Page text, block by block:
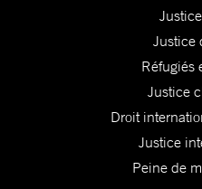
Justice
Réfugiés
Justice
Droit
Justice
Peine de